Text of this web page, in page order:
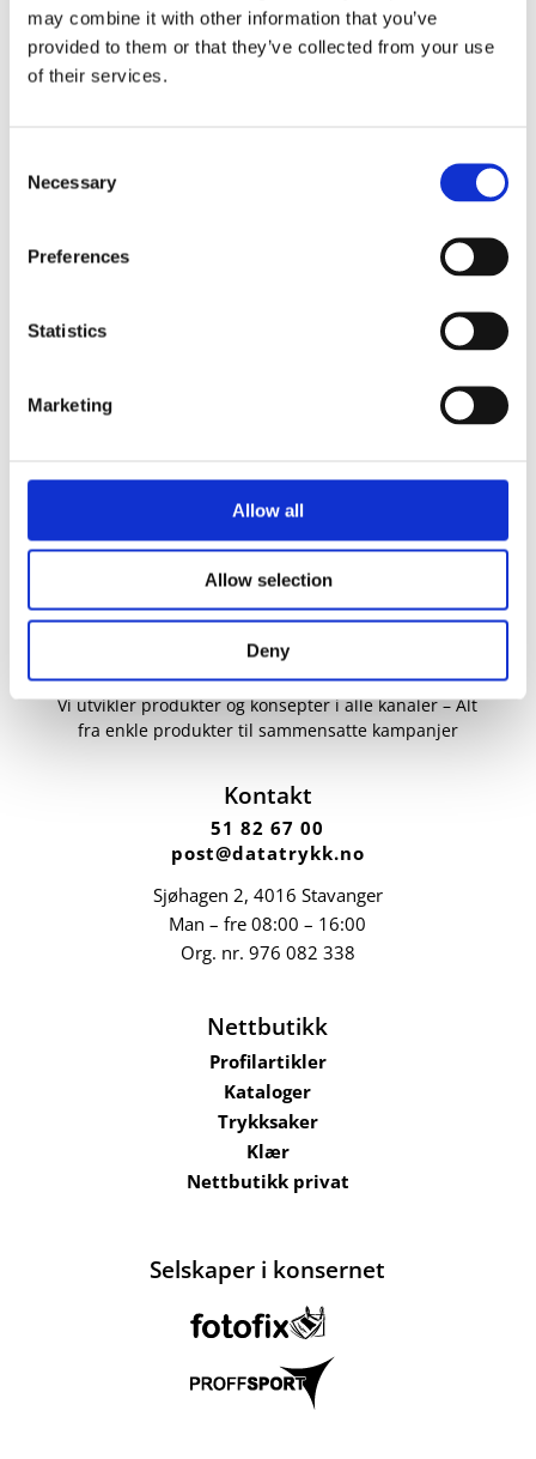
may combine it with other information that you’ve
provided to them or that they’ve collected from your use
of their services.
Selection
Necessary
Preferences
Statistics
Marketing
Allow all
Allow selection
Deny
Vi utvikler produkter og konsepter i alle kanaler – Alt
fra enkle produkter til sammensatte kampanjer
Kontakt
51 82 67 00
post@datatrykk.no
Sjøhagen 2, 4016 Stavanger
Man – fre 08:00 – 16:00
Org. nr. 976 082 338
Nettbutikk
Profilartikler
Kataloger
Trykksaker
Klær
Nettbutikk privat
Selskaper i konsernet